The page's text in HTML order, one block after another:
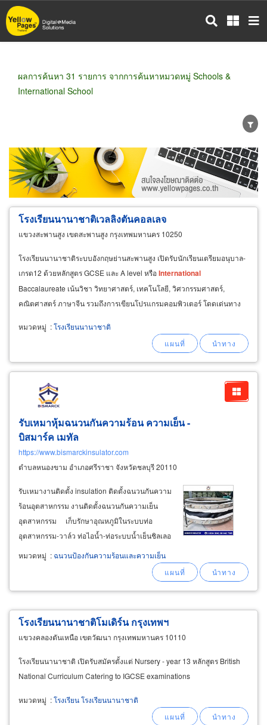
ข้าม
ไป
ผลการค้นหา 31 รายการ จากการค้นหาหมวดหมู่ Schools &
International School
ขายส่ง ขายปลีก ผู้ผลิต
ตัวแทนจัดจำหน่าย
ผู้ส่งออก/นำเข้า
ธุรกิจบริการ
โรงเรียนนานาชาติเวลลิงตันคอลเลจ
แขวงสะพานสูง เขตสะพานสูง กรุงเทพมหานคร 10250
โรงเรียนนานาชาติระบบอังกฤษย่านสะพานสูง เปิดรับนักเรียนเตรียมอนุบาล-
เกรด12 ด้วยหลักสูตร GCSE และ A level หรือInternational
Baccalaureate เน้นวิชา วิทยาศาสตร์, เทคโนโลยี, วิศวกรรมศาสตร์,
คณิตศาสตร์ ภาษาจีน รวมถึงการเขียนโปรแกรมคอมพิวเตอร์ โดดเด่นทาง
เรียนและการใช้ชีวิต
หมวดหมู่ :โรงเรียนนานาชาติ
รับเหมาหุ้มฉนวนกันความร้อน ความเย็น -
บิสมาร์ค เมทัล
https://www.bismarckinsulator.com
ตำบลหนองขาม อำเภอศรีราชา จังหวัดชลบุรี 20110
รับเหมางานติดตั้ง insulation ติดตั้งฉนวนกันความ
ร้อนอุตสาหกรรม งานติดตั้งฉนวนกันความเย็น
อุตสาหกรรม เก็บรักษาอุณหภูมิในระบบท่อ
อุตสาหกรรม-วาล์ว ท่อไอน้ำ-ท่อระบบน้ำเย็นชิลเลอ
ร์ ระบบถังอุตสาหกรรมและเครื่องจักรอุตสาหกรรม
ป้องกันสนิมกันการกัดกร่อนของไอน้ำเค็ม กรด-ด่าง
หมวดหมู่ : ฉนวนป้องกันความร้อนและความเย็น
โรงเรียนนานาชาติโมเดิร์น กรุงเทพฯ
แขวงคลองตันเหนือ เขตวัฒนา กรุงเทพมหานคร 10110
โรงเรียนนานาชาติ เปิดรับสมัครตั้งแต่ Nursery - year 13 หลักสูตร British
National Curriculum Catering to IGCSE examinations
หมวดหมู่ :โรงเรียน โรงเรียนนานาชาติ